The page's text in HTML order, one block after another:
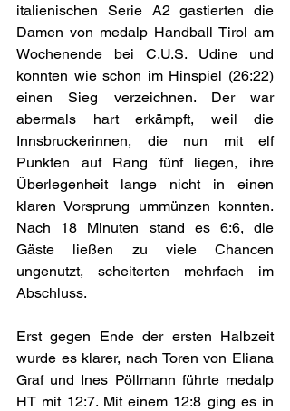
italienischen Serie A2 gastierten die
Damen von medalp Handball Tirol am
Wochenende bei C.U.S. Udine und
konnten wie schon im Hinspiel (26:22)
einen Sieg verzeichnen. Der war
abermals hart erkämpft, weil die
Innsbruckerinnen, die nun mit elf
Punkten auf Rang fünf liegen, ihre
Überlegenheit lange nicht in einen
klaren Vorsprung ummünzen konnten.
Nach 18 Minuten stand es 6:6, die
Gäste ließen zu viele Chancen
ungenutzt, scheiterten mehrfach im
Abschluss.
Erst gegen Ende der ersten Halbzeit
wurde es klarer, nach Toren von Eliana
Graf und Ines Pöllmann führte medalp
HT mit 12:7. Mit einem 12:8 ging es in